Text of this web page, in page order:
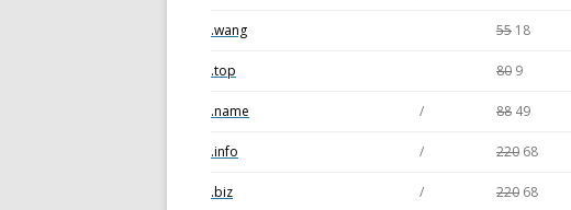
.wang 55 18
.top 80 9
.name / 88 49
.info / 220 68
.biz / 220 68